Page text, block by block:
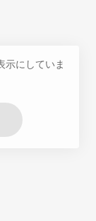
示にしていま